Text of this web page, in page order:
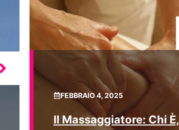
FEBBRAIO 4, 2025
Il Massaggiatore: Chi È,